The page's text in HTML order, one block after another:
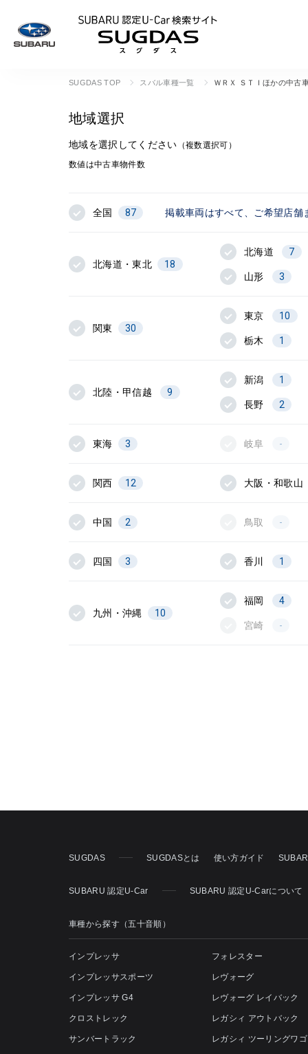
SUGDAS TOP スバル車種一覧 ＷＲＸ ＳＴＩほかの中古
地域選択
地域を選択してください （複数選択可）
数値は中古車物件数
全国 87 掲載車両はすべて、ご希望店舗
北海道・東北 18
北海道 7
山形 3
関東 30
東京 10
栃木 1
北陸・甲信越 9
新潟 1
長野 2
東海 3 岐阜 -
関西 12 大阪・和歌山
中国 2 鳥取 -
四国 3 香川 1
九州・沖縄 10
福岡 4
宮崎 -
SUGDAS SUGDASとは 使い方ガイド
SUBARU 認定U-Car SUBARU 認定U-Carについて
車種から探す（五十音順）
インプレッサ
インプレッサスポーツ
インプレッサ G4
クロストレック
サンバートラック
フォレスター
レヴォーグ
レヴォーグ レイバック
レガシィ アウトバック
レガシィ ツーリングワ